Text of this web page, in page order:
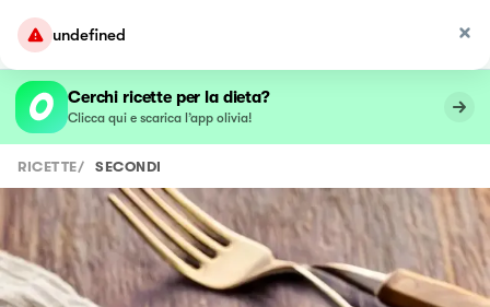
undefined
Cerchi ricette per la dieta?
Clicca qui e scarica l’app olivia!
RICETTE/ SECONDI